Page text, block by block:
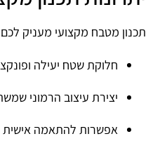
תכנון מטבח מקצועי מעניק
חלוקת שטח יעילה
יצירת עיצוב הרמוני
אפשרות להתאמה אישית